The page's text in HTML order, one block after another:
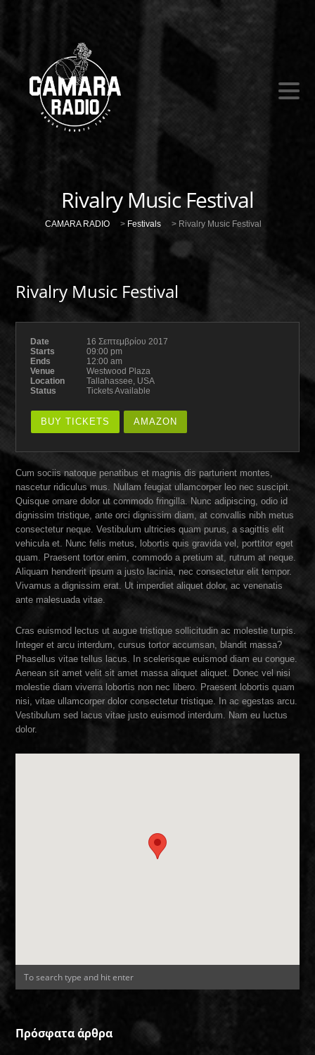
Rivalry Music Festival
CAMARA RADIO > Festivals > Rivalry Music Festival
Rivalry Music Festival
Date
16 Σεπτεμβρίου 2017
Starts
09:00 pm
Ends
12:00 am
Venue
Westwood Plaza
Location
Tallahassee, USA
Status
Tickets Available
BUY TICKETS AMAZON
Cum sociis natoque penatibus et magnis dis parturient montes,
nascetur ridiculus mus. Nullam feugiat ullamcorper leo nec suscipit.
Quisque ornare dolor ut commodo fringilla. Nunc adipiscing, odio id
dignissim tristique, ante orci dignissim diam, at convallis nibh metus
consectetur neque. Vestibulum ultricies quam purus, a sagittis elit
vehicula et. Nunc felis metus, lobortis quis gravida vel, porttitor eget
quam. Praesent tortor enim, commodo a pretium at, rutrum at neque.
Aliquam hendrerit ipsum a justo lacinia, nec consectetur elit tempor.
Vivamus a dignissim erat. Ut imperdiet aliquet dolor, ac venenatis
ante malesuada vitae.
Cras euismod lectus ut augue tristique sollicitudin ac molestie turpis.
Integer et arcu interdum, cursus tortor accumsan, blandit massa?
Phasellus vitae tellus lacus. In scelerisque euismod diam eu congue.
Aenean sit amet velit sit amet massa aliquet aliquet. Donec vel nisi
molestie diam viverra lobortis non nec libero. Praesent lobortis quam
nisi, vitae ullamcorper dolor consectetur tristique. In ac egestas arcu.
Vestibulum sed lacus vitae justo euismod interdum. Nam eu luctus
dolor.
Πρόσφατα άρθρα